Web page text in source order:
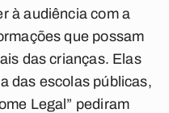
à audiência com a
que possam
das crianças. Elas
das escolas públicas,
Legal” pediram